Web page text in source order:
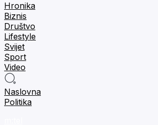
Hronika
Biznis
Društvo
Lifestyle
Svijet
Sport
Video
Naslovna
Politika